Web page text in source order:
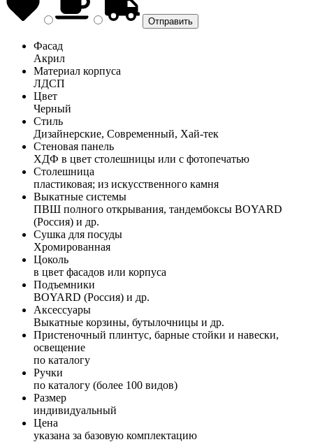
Фасад
Акрил
Материал корпуса
ЛДСП
Цвет
Черный
Стиль
Дизайнерские, Современный, Хай-тек
Стеновая панель
ХДФ в цвет столешницы или с фотопечатью
Столешница
пластиковая; из искусственного камня
Выкатные системы
ПВШ полного открывания, тандембоксы BOYARD
(Россия) и др.
Сушка для посуды
Хромированная
Цоколь
в цвет фасадов или корпуса
Подъемники
BOYARD (Россия) и др.
Аксессуары
Выкатные корзины, бутылочницы и др.
Пристеночный плинтус, барные стойки и навески,
освещение
по каталогу
Ручки
по каталогу (более 100 видов)
Размер
индивидуальный
Цена
указана за базовую комплектацию